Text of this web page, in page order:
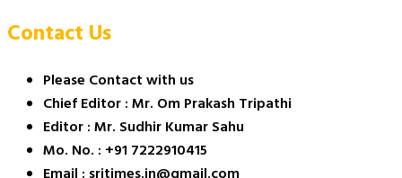
Contact Us
Please Contact with us
Chief Editor : Mr. Om Prakash Tripathi
Editor : Mr. Sudhir Kumar Sahu
Mo. No. : +91 7222910415